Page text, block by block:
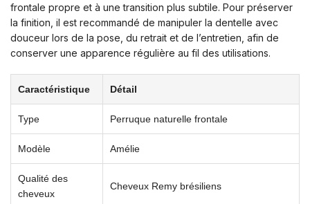
frontale propre et à une transition plus subtile. Pour préserver
la finition, il est recommandé de manipuler la dentelle avec
douceur lors de la pose, du retrait et de l’entretien, afin de
conserver une apparence régulière au fil des utilisations.
Caractéristique Détail
Type Perruque naturelle frontale
Modèle Amélie
Qualité des
cheveux
Cheveux Remy brésiliens